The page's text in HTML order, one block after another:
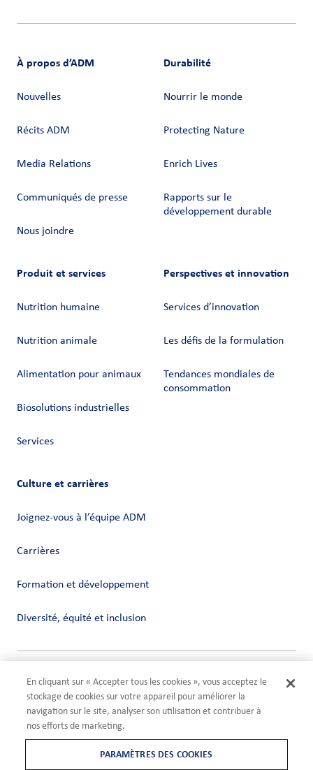
À propos d’ADM
Nouvelles
Récits ADM
Media Relations
Communiqués de presse
Nous joindre
Durabilité
Nourrir le monde
Protecting Nature
Enrich Lives
Rapports sur le
développement durable
Produit et services
Nutrition humaine
Nutrition animale
Alimentation pour animaux
Biosolutions industrielles
Services
Perspectives et innovation
Services d’innovation
Les défis de la formulation
Tendances mondiales de
consommation
Culture et carrières
Joignez-vous à l’équipe ADM
Carrières
Formation et développement
Diversité, équité et inclusion
Vie privée
Conditions
Compliance
Paramètres des cookies
En cliquant sur « Accepter tous les cookies », vous acceptez le
stockage de cookies sur votre appareil pour améliorer la
navigation sur le site, analyser son utilisation et contribuer à
nos efforts de marketing.
PARAMÈTRES DES COOKIES